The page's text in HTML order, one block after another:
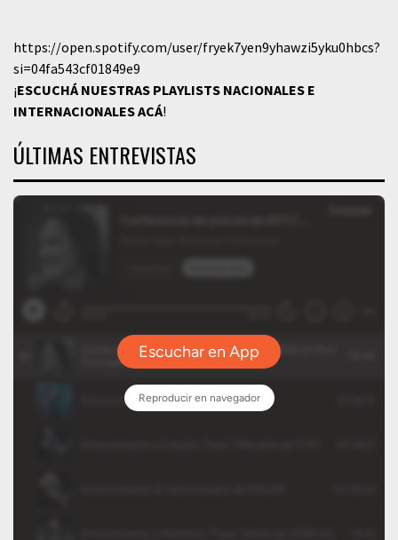
https://open.spotify.com/user/fryek7yen9yhawzi5yku0hbcs?
si=04fa543cf01849e9
¡ESCUCHÁ NUESTRAS PLAYLISTS NACIONALES E
INTERNACIONALESACÁ!
ÚLTIMAS ENTREVISTAS